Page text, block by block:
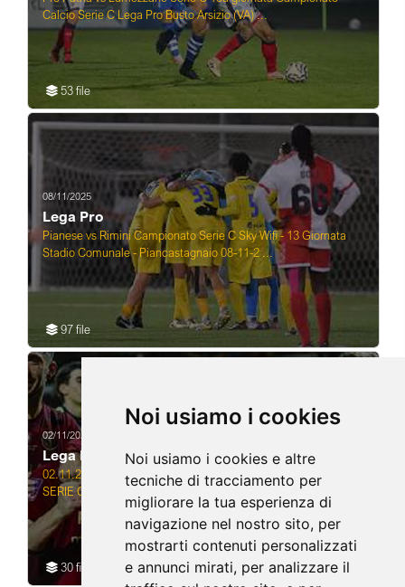
Noi usiamo i cookies
Noi usiamo i cookies e altre
tecniche di tracciamento per
migliorare la tua esperienza di
navigazione nel nostro sito, per
mostrarti contenuti personalizzati
e annunci mirati, per analizzare il
Calcio Serie C Lega Pro Busto Arsizio (VA) ...
53 file
08/11/2025
Lega Pro
Pianese vs Rimini Campionato Serie C Sky Wifi - 13 Giornata
Stadio Comunale - Piancastagnaio 08-11-2 ...
97 file
02/11/2025
Lega Pro
02.11.2025 RAVENNA - LEGA PRO CAMPIONATO DI CALCIO
SERIE C RAVENNA vs ASCOLI
30 file